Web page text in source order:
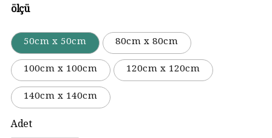
ölçü
50cm x 50cm
80cm x 80cm
100cm x 100cm
120cm x 120cm
140cm x 140cm
Adet